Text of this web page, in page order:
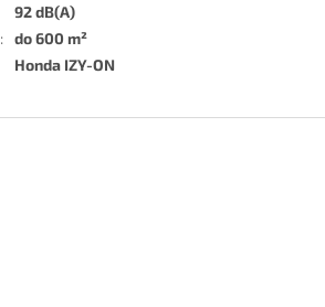
92 dB(A)
: do 600 m²
Honda IZY-ON